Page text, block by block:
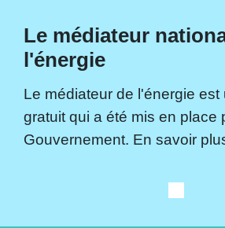
Le médiateur
l'énergie
Le médiateur de l'énergie est
gratuit qui a été mis en place
Gouvernement. En savoir